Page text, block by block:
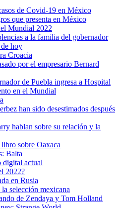
de Covid-19 en México
que presenta en México
Mundial 2022
a la familia del gobernador
hoy
Croacia
por el empresario Bernard
de Puebla ingresa a Hospital
en el Mundial
han sido desestimados después
hablan sobre su relación y la
sobre Oaxaca
Balta
digital actual
2022?
en Rusia
selección mexicana
de Zendaya y Tom Holland